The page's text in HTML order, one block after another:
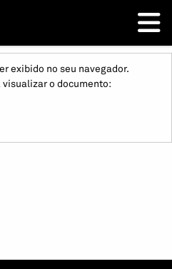
exibido no seu navegador.
o documento: